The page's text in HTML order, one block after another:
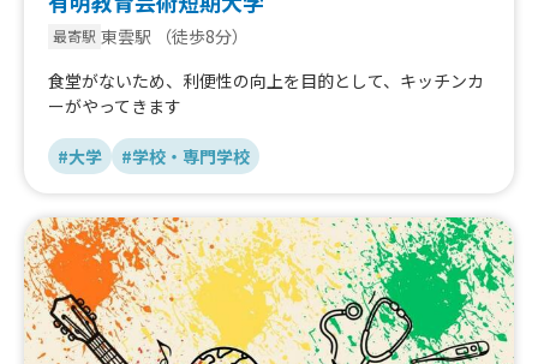
最寄駅 東雲駅
（徒歩8分）
食堂がないため、利便性の向上を目的として、キッチンカ
ーがやってきます
#大学 #学校・専門学校